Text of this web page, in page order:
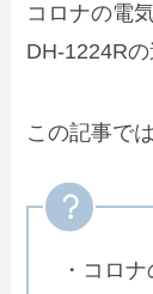
コロナの電
DH‑1224R
この記事では
・コロ